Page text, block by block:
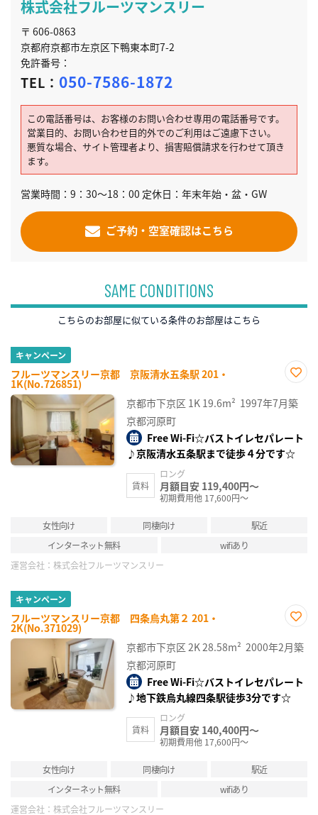
株式会社フルーツマンスリー
〒 606-0863
京都府京都市左京区下鴨東本町7-2
免許番号：
TEL： 050-7586-1872
この電話番号は、お客様のお問い合わせ専用の電話番号です。
営業目的、お問い合わせ目的外でのご利用はご遠慮下さい。
悪質な場合、サイト管理者より、損害賠償請求を行わせて頂き
ます。
営業時間：9：30～18：00 定休日：年末年始・盆・GW
ご予約・空室確認はこちら
SAME CONDITIONS
こちらのお部屋に似ている条件のお部屋はこちら
キャンペーン
フルーツマンスリー京都 京阪清水五条駅 201・
1K(No.726851)
に入
り登
京都市下京区 1K 19.6m² 1997年7月築
京都河原町
Free Wi-Fi☆バストイレセパレート
♪京阪清水五条駅まで徒歩４分です☆
賃料
ロング
月額目安 119,400円～
初期費用他 17,600円～
女性向け 同棲向け
駅近
インターネット無料
wifiあり
運営会社： 株式会社フルーツマンスリー
キャンペーン
フルーツマンスリー京都 四条烏丸第２ 201・
2K(No.371029)
に入
り登
京都市下京区 2K28.58m² 2000年2月築
京都河原町
Free Wi-Fi☆バストイレセパレート
♪地下鉄烏丸線四条駅徒歩3分です☆
賃料
ロング
月額目安 140,400円～
初期費用他 17,600円～
女性向け 同棲向け
駅近
インターネット無料
wifiあり
運営会社： 株式会社フルーツマンスリー